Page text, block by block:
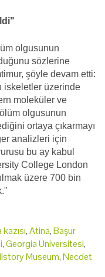
olgusunun
sözlerine
şöyle devam etti:
iskeletler üzerinde
moleküler ve
olgusunun
ortaya çıkarmayı
analizleri için
bu ay kabul
College London
üzere 700 bin
,Atina,Başur
,Georgia Üniversitesi,
Museum,Necdet